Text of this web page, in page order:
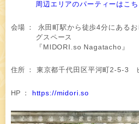
周辺エリアのパーティーはこち
会場 ：
永田町駅から徒歩4分にある
グスペース
『MIDORI.so Nagatacho』
住所 ： 東京都千代田区平河町2-5-3
HP ： https://midori.so